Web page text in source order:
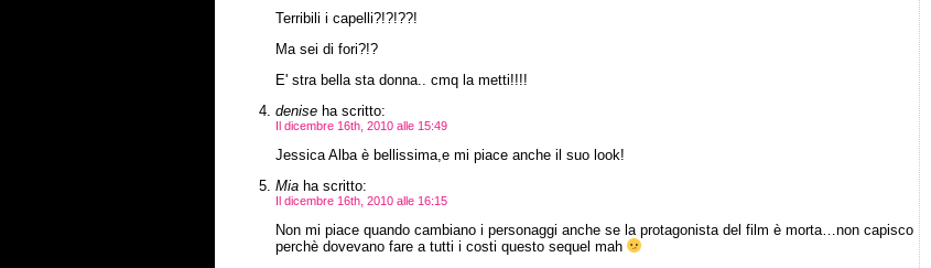
Terribili i capelli?!?!??!
Ma sei di fori?!?
E' stra bella sta donna.. cmq la metti!!!!
deniseha scritto:
Il dicembre 16th, 2010 alle 15:49
Jessica Alba è bellissima,e mi piace anche il suo look!
Miaha scritto:
Il dicembre 16th, 2010 alle 16:15
Non mi piace quando cambiano i personaggi anche se la protagonista del film è morta…non capisco
perchè dovevano fare a tutti i costi questo sequel mah